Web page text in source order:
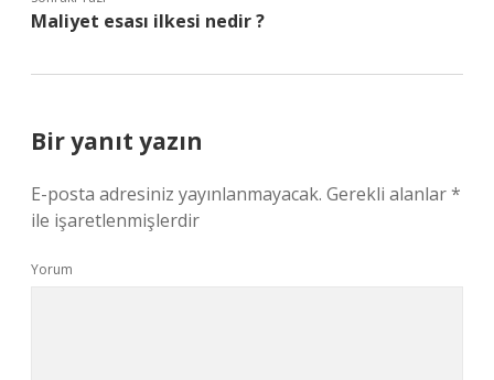
Maliyet esası ilkesi nedir ?
Bir yanıt yazın
E-posta adresiniz yayınlanmayacak. Gerekli alanlar*
ile işaretlenmişlerdir
Yorum